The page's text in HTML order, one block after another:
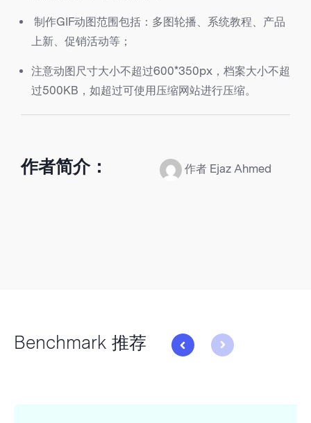
制作GIF动图范围包括：多图轮播、系统教程、产品
上新、促销活动等；
注意动图尺寸大小不超过600*350px，档案大小不超
过500KB，如超过可使用压缩网站进行压缩。
作者简介： 作者 Ejaz Ahmed
Benchmark 推荐